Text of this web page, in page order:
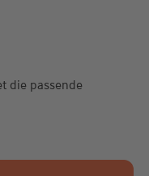
die passende